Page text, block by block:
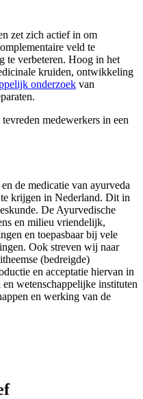
zet zich actief in om
veld te
te verbeteren. Hoog in het
kruiden, ontwikkeling
onderzoek van
medewerkers in een
de medicatie van ayurveda
te krijgen in Nederland. Dit in
De Ayurvedische
en milieu vriendelijk,
en toepasbaar bij vele
Ook streven wij naar
(bedreigde)
en acceptatie hiervan in
wetenschappelijke instituten
en werking van de